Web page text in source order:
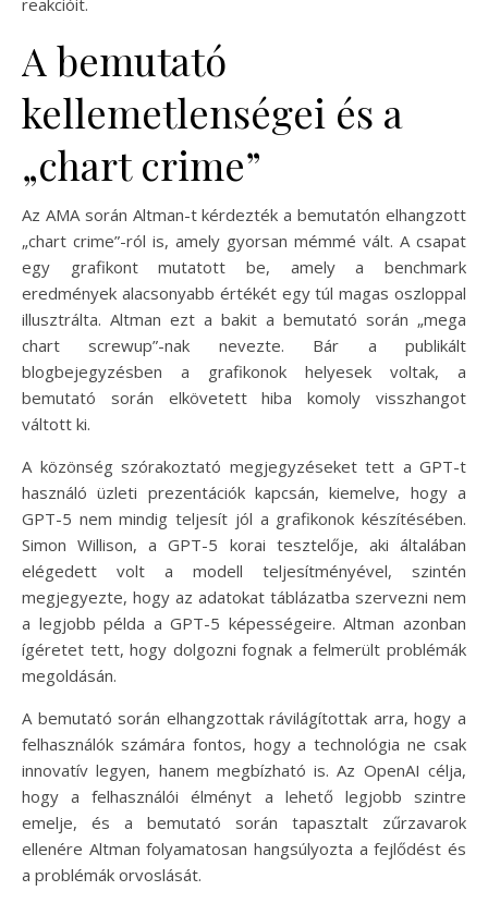
reakcióit.
A bemutató
kellemetlenségei és a
„chart crime”
Az AMA során Altman-t kérdezték a bemutatón elhangzott
„chart crime”-ról is, amely gyorsan mémmé vált. A csapat
egy grafikont mutatott be, amely a benchmark
eredmények alacsonyabb értékét egy túl magas oszloppal
illusztrálta. Altman ezt a bakit a bemutató során „mega
chart screwup”-nak nevezte. Bár a publikált
blogbejegyzésben a grafikonok helyesek voltak, a
bemutató során elkövetett hiba komoly visszhangot
váltott ki.
A közönség szórakoztató megjegyzéseket tett a GPT-t
használó üzleti prezentációk kapcsán, kiemelve, hogy a
GPT-5 nem mindig teljesít jól a grafikonok készítésében.
Simon Willison, a GPT-5 korai tesztelője, aki általában
elégedett volt a modell teljesítményével, szintén
megjegyezte, hogy az adatokat táblázatba szervezni nem
a legjobb példa a GPT-5 képességeire. Altman azonban
ígéretet tett, hogy dolgozni fognak a felmerült problémák
megoldásán.
A bemutató során elhangzottak rávilágítottak arra, hogy a
felhasználók számára fontos, hogy a technológia ne csak
innovatív legyen, hanem megbízható is. Az OpenAI célja,
hogy a felhasználói élményt a lehető legjobb szintre
emelje, és a bemutató során tapasztalt zűrzavarok
ellenére Altman folyamatosan hangsúlyozta a fejlődést és
a problémák orvoslását.